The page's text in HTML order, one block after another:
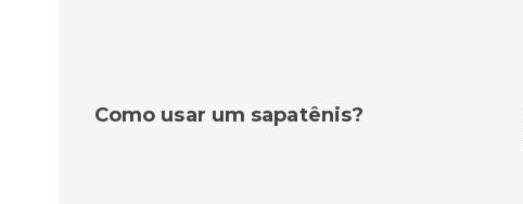
Como usar um sapatênis?